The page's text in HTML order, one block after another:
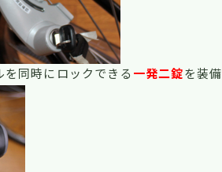
同時にロックできる 一発二錠を装備